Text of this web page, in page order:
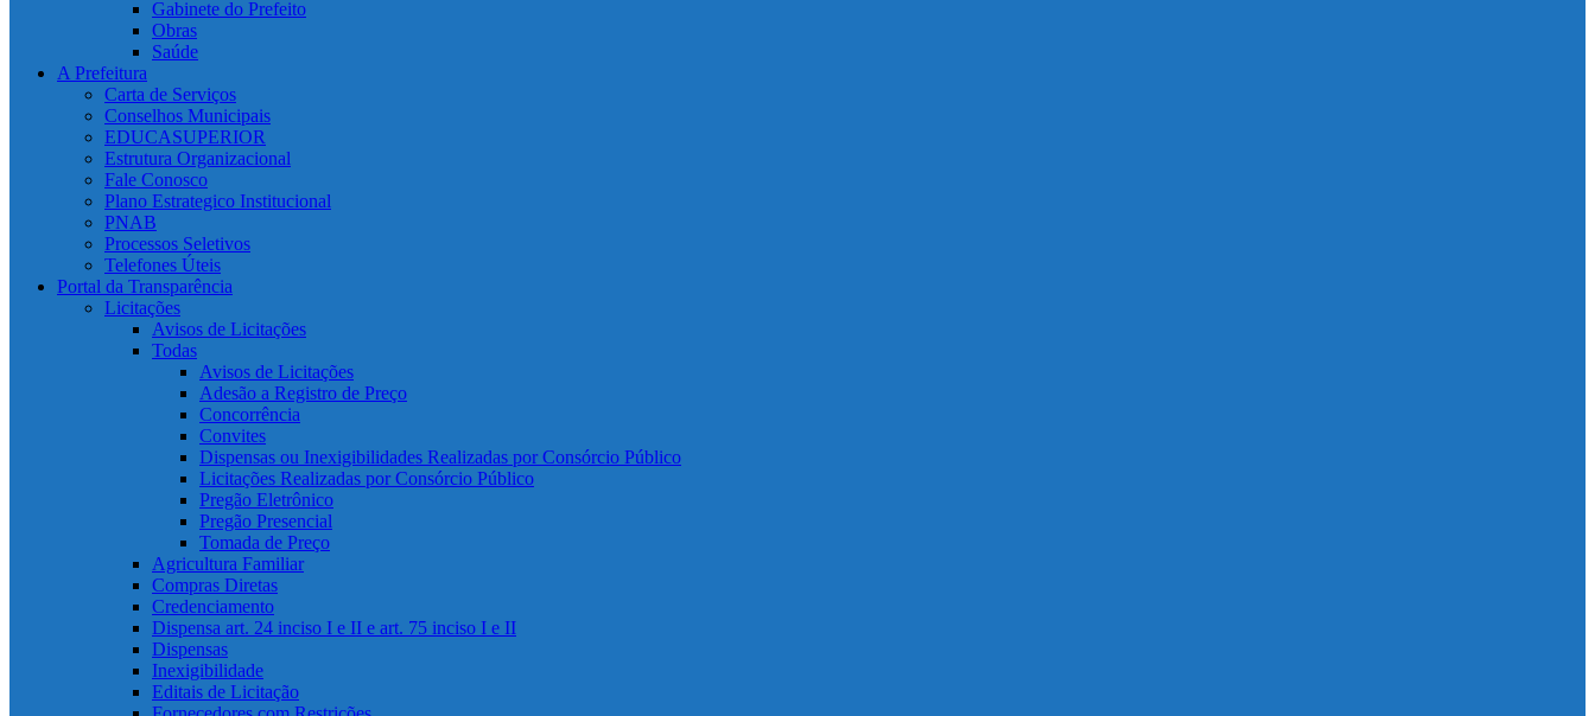
Gabinete do Prefeito
Obras
Saúde
A Prefeitura
Carta de Serviços
Conselhos Municipais
EDUCASUPERIOR
Estrutura Organizacional
Fale Conosco
Plano Estrategico Institucional
PNAB
Processos Seletivos
Telefones Úteis
Portal da Transparência
Licitações
Avisos de Licitações
Todas
Avisos de Licitações
Adesão a Registro de Preço
Concorrência
Convites
Dispensas ou Inexigibilidades Realizadas por Consórcio Público
Licitações Realizadas por Consórcio Público
Pregão Eletrônico
Pregão Presencial
Tomada de Preço
Agricultura Familiar
Compras Diretas
Credenciamento
Dispensa art. 24 inciso I e II e art. 75 inciso I e II
Dispensas
Inexigibilidade
Editais de Licitação